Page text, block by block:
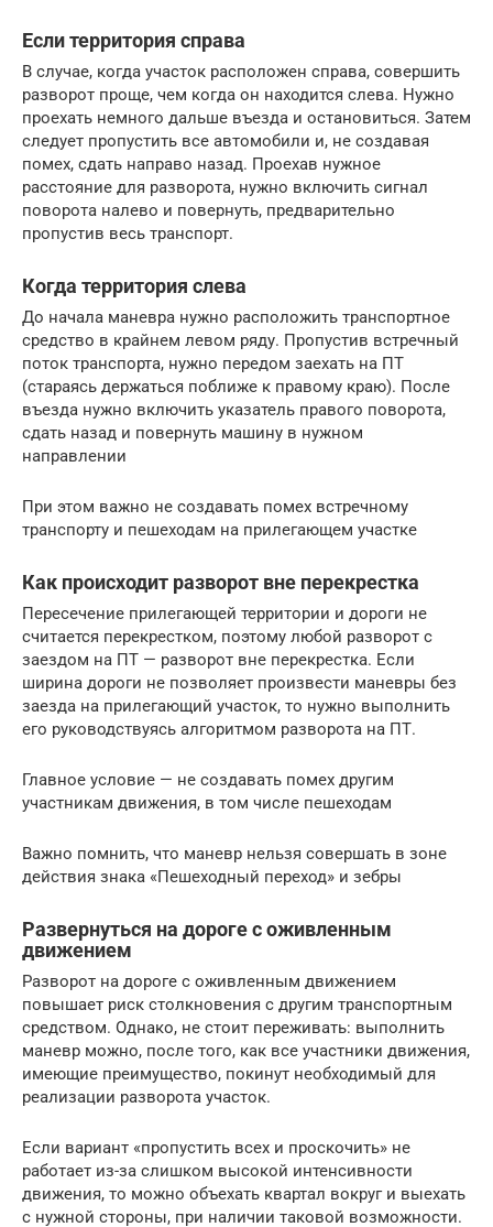
Если территория справа
В случае, когда участок расположен справа, совершить
разворот проще, чем когда он находится слева. Нужно
проехать немного дальше въезда и остановиться. Затем
следует пропустить все автомобили и, не создавая
помех, сдать направо назад. Проехав нужное
расстояние для разворота, нужно включить сигнал
поворота налево и повернуть, предварительно
пропустив весь транспорт.
Когда территория слева
До начала маневра нужно расположить транспортное
средство в крайнем левом ряду. Пропустив встречный
поток транспорта, нужно передом заехать на ПТ
(стараясь держаться поближе к правому краю). После
въезда нужно включить указатель правого поворота,
сдать назад и повернуть машину в нужном
направлении
При этом важно не создавать помех встречному
транспорту и пешеходам на прилегающем участке
Как происходит разворот вне перекрестка
Пересечение прилегающей территории и дороги не
считается перекрестком, поэтому любой разворот с
заездом на ПТ — разворот вне перекрестка. Если
ширина дороги не позволяет произвести маневры без
заезда на прилегающий участок, то нужно выполнить
его руководствуясь алгоритмом разворота на ПТ.
Главное условие — не создавать помех другим
участникам движения, в том числе пешеходам
Важно помнить, что маневр нельзя совершать в зоне
действия знака «Пешеходный переход» и зебры
Развернуться на дороге с оживленным
движением
Разворот на дороге с оживленным движением
повышает риск столкновения с другим транспортным
средством. Однако, не стоит переживать: выполнить
маневр можно, после того, как все участники движения,
имеющие преимущество, покинут необходимый для
реализации разворота участок.
Если вариант «пропустить всех и проскочить» не
работает из-за слишком высокой интенсивности
движения, то можно объехать квартал вокруг и выехать
с нужной стороны, при наличии таковой возможности.